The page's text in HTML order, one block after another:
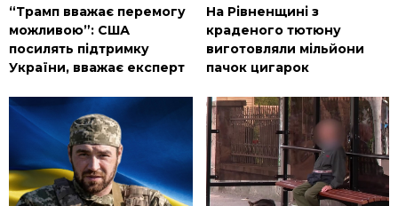
“Трамп вважає перемогу
можливою”: США
посилять підтримку
України, вважає експерт
На Рівненщині з
краденого тютюну
виготовляли мільйони
пачок цигарок